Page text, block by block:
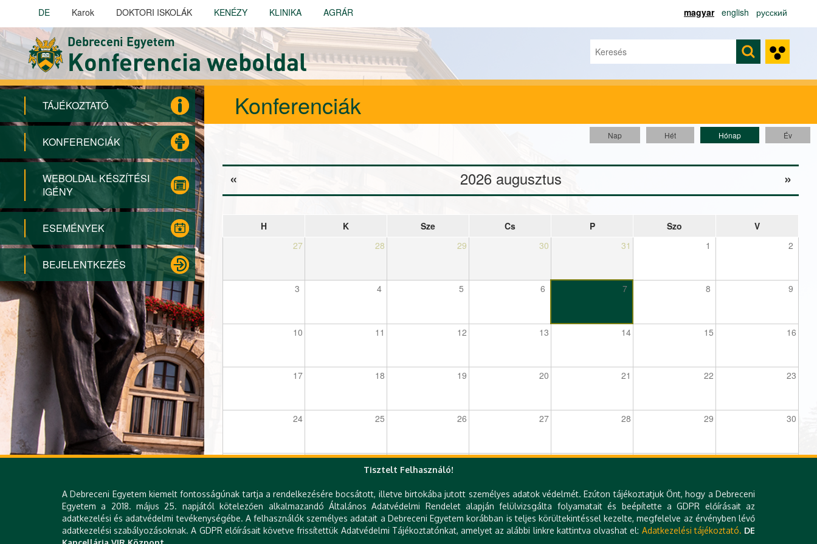
Ugrás a tartalomra magyar english русский
DE Karok DOKTORI ISKOLÁK KENÉZY KLINIKA AGRÁR
Debreceni Egyetem
Konferencia weboldal Keresés űrlap
Keresés
TÁJÉKOZTATÓ
KONFERENCIÁK
WEBOLDAL KÉSZÍTÉSI
IGÉNY
ESEMÉNYEK
BEJELENTKEZÉS
Konferenciák
Nap Hét Hónap Év
2026 augusztus
«
Prev
Next
»
H K Sze Cs P Szo
V
27
28 29 30 31 1 2
3 4 5 6 7 8 9
10 11 12 13 14 15 16
17 18 19 20 21 22 23
24 25 26 27 28 29 30
31 1 2 3 4 5 6
Tisztelt Felhasználó!
A Debreceni Egyetem kiemelt fontosságúnak tartja a rendelkezésére bocsátott, illetve birtokába jutott személyes adatok védelmét. Ezúton tájékoztatjuk Önt, hogy a Debreceni
Egyetem a 2018. május 25. napjától kötelezően alkalmazandó Általános Adatvédelmi Rendelet alapján felülvizsgálta folyamatait és beépítette a GDPR előírásait az
adatkezelési és adatvédelmi tevékenységébe. A felhasználók személyes adatait a Debreceni Egyetem korábban is teljes körültekintéssel kezelte, megfelelve az érvényben lévő
adatkezelési szabályozásoknak. A GDPR előírásait követve frissítettük Adatvédelmi Tájékoztatónkat, amelyet az alábbi linkre kattintva olvashat el: Adatkezelési tájékoztató. DE